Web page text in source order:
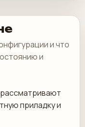
и что
и
приладку и